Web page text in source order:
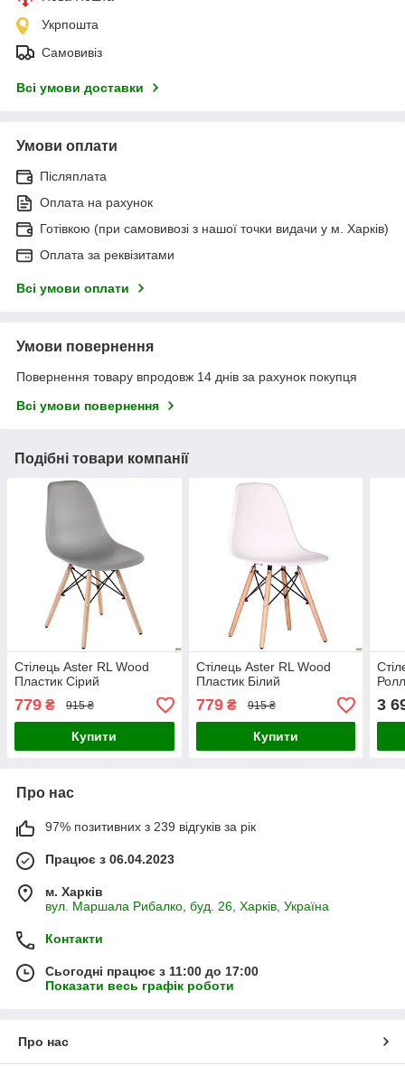
Укрпошта
Самовивіз
Всі умови доставки
Умови оплати
Післяплата
Оплата на рахунок
Готівкою (при самовивозі з нашої точки видачи у м. Харків)
Оплата за реквізитами
Всі умови оплати
Умови повернення
Повернення товару впродовж 14 днів за рахунок покупця
Всі умови повернення
Подібні товари компанії
Стілець Aster RL Wood
Пластик Сірий
779 ₴ 915 ₴
Купити
Стілець Aster RL Wood
Пластик Білий
779₴ 915 ₴
Купити
3
Про нас
97% позитивних з 239 відгуків за рік
Працює з 06.04.2023
м. Харків
вул. Маршала Рибалко, буд. 26, Харків, Україна
Контакти
Сьогодні працює з 11:00 до 17:00
Показати весь графік роботи
Про нас